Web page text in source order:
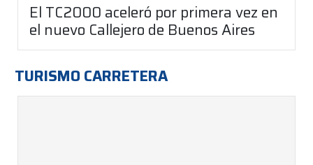
El TC2000 aceleró por primera vez en
el nuevo Callejero de Buenos Aires
TURISMO CARRETERA